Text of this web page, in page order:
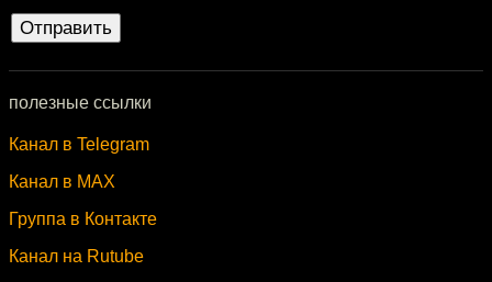
полезные ссылки
Канал в Telegram
Канал в MAX
Группа в Контакте
Канал на Rutube